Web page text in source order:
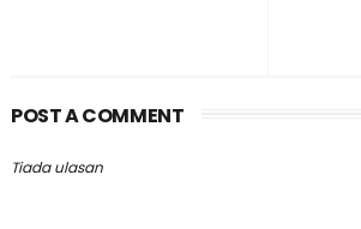
POST A COMMENT
Tiada ulasan